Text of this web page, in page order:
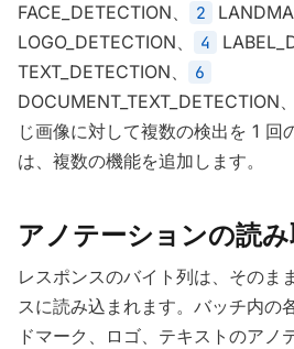
FACE_DETECTION、 2
LOGO_DETECTION、 4
TEXT_DETECTION、 6
DOCUMENT_TEXT_DETECTION
じ画像に対して複数の検出を 1 回
は、複数の機能を追加します。
アノテーションの読み
レスポンスのバイト列は、そのま
スに読み込まれます。バッチ内の
ドマーク、ロゴ、テキストのアノ